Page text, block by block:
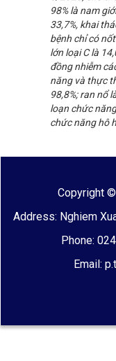
98% là nam
33,7%, khai
bệnh chỉ có
lớn loại C là
đồng nhiễm
năng và thực
98,8%; ran nổ
loạn chức
chức năng hô
Copyright
Address: Nghiem
Phone:
Email: